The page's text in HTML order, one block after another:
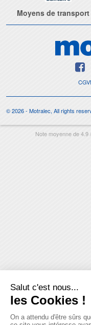
Moyens de transport
CGV
© 2026 - Motralec, All rights
Note moyenne de4.9/